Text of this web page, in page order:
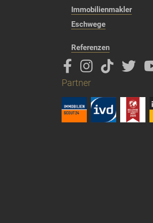
Immobilienmakler
Eschwege
Referenzen
Partner